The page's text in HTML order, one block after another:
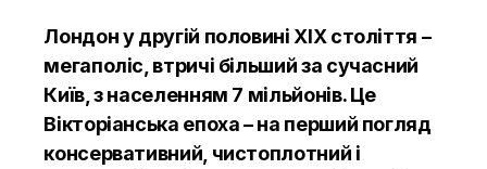
Лондон у другій половині ХІХ століття –
мегаполіс, втричі більший за сучасний
Київ, з населенням 7 мільйонів. Це
Вікторіанська епоха – на перший погляд
консервативний, чистоплотний і